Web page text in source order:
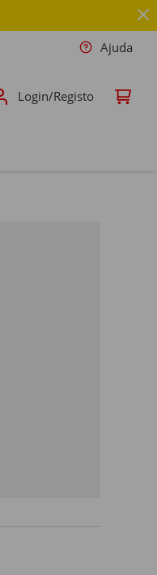
Ajuda
Login/Registo